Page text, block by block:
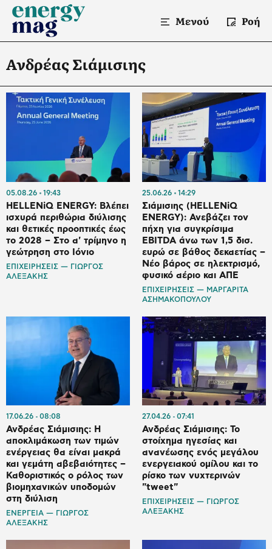
Μενού Ροή
Ανδρέας Σιάμισιης
05.08.26 19:43
HELLENiQ ENERGY: Βλέπει
ισχυρά περιθώρια διύλισης
και θετικές προοπτικές έως
το 2028 – Στο α' τρίμηνο η
γεώτρηση στο Ιόνιο
ΕΠΙΧΕΙΡΗΣΕΙΣ — ΓΙΩΡΓΟΣ
ΑΛΕΞΑΚΗΣ
25.06.26 14:29
Σιάμισιης (HELLENiQ
ENERGY): Ανεβάζει τον
πήχη για συγκρίσιμα
EBITDA άνω των 1,5 δισ.
ευρώ σε βάθος δεκαετίας –
Νέο βάρος σε ηλεκτρισμό,
φυσικό αέριο και ΑΠΕ
ΕΠΙΧΕΙΡΗΣΕΙΣ — ΜΑΡΓΑΡΙΤΑ
ΑΣΗΜΑΚΟΠΟΥΛΟΥ
17.06.26 08:08
Ανδρέας Σιάμισιης: Η
αποκλιμάκωση των τιμών
ενέργειας θα είναι μακρά
και γεμάτη αβεβαιότητες –
Καθοριστικός ο ρόλος των
βιομηχανικών υποδομών
στη διύλιση
ΕΝΕΡΓΕΙΑ — ΓΙΩΡΓΟΣ
ΑΛΕΞΑΚΗΣ
27.04.26 07:41
Ανδρέας Σιάμισιης: Το
στοίχημα ηγεσίας και
ανανέωσης ενός μεγάλου
ενεργειακού ομίλου και το
ρίσκο των νυχτερινών
"tweet"
ΕΠΙΧΕΙΡΗΣΕΙΣ — ΓΙΩΡΓΟΣ
ΑΛΕΞΑΚΗΣ